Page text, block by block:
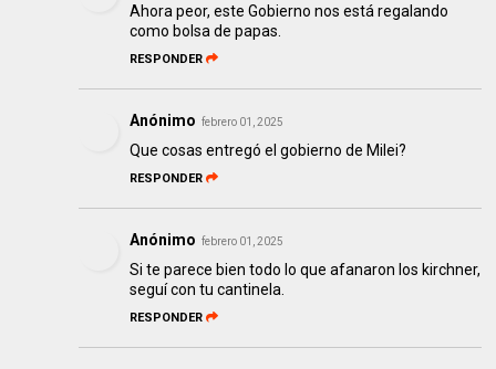
Ahora peor, este Gobierno nos está regalando
como bolsa de papas.
RESPONDER
Anónimo febrero 01, 2025
Que cosas entregó el gobierno de Milei?
RESPONDER
Anónimo febrero 01, 2025
Si te parece bien todo lo que afanaron los kirchner,
seguí con tu cantinela.
RESPONDER